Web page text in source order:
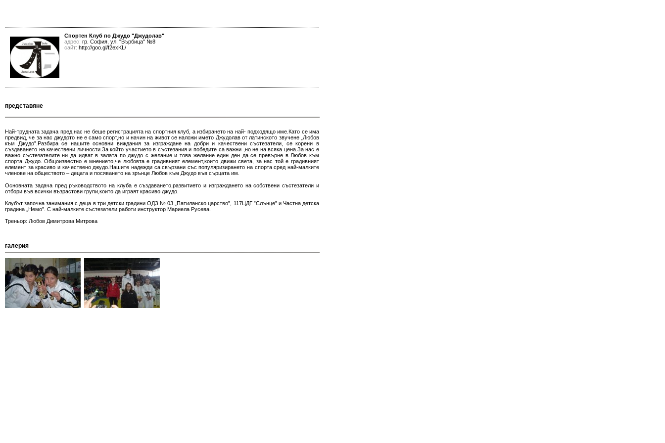
Спортен Клуб по Джудо "Джудолав"
адрес: гр. София, ул. "Върбица" №8
сайт: http://goo.gl/f2exKL/
представяне
Най-трудната задача пред нас не беше регистрацията на спортния клуб, а избирането на най- подходящо име.Като се има
предвид, че за нас джудото не е само спорт,но и начин на живот се наложи името Джудолав от латинското звучене „Любов
към Джудо”.Разбира се нашите основни виждания за изграждане на добри и качествени състезатели, се корени в
създаването на качествени личности.За който участието в състезания и победите са важни ,но не на всяка цена.За нас е
важно състезателите ни да идват в залата по джудо с желание и това желание един ден да се превърне в Любов към
спорта Джудо. Общоизвестно е мнението,че любовта е градивният елемент,които движи света, за нас той е градивният
елемент за красиво и качествено джудо.Нашите надежди са свързани със популяризирането на спорта сред най-малките
членове на обществото – децата и посяването на зрънце Любов към Джудо във сърцата им.
Основната задача пред ръководството на клуба е създаването,развитието и изграждането на собствени състезатели и
отбори във всички възрастови групи,които да играят красиво джудо.
Клубът започна занимания с деца в три детски градини ОДЗ № 03 „Патиланско царство”, 117ЦДГ ”Слънце” и Частна детска
градина „Немо”. С най-малките състезатели работи инструктор Мариела Русева.
Треньор: Любов Димитрова Митрова
галерия